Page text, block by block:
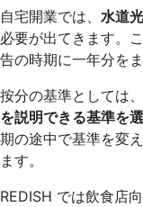
自宅開業では、 水道
必要が出てきます。
告の時期に一年分を
按分の基準としては
を説明できる基準を
期の途中で基準を変
ます。
REDISH では飲食店